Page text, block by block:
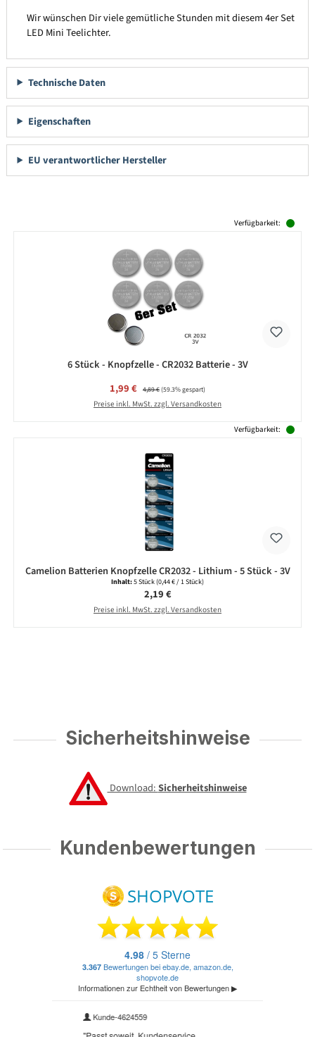
Wir wünschen Dir viele gemütliche Stunden mit diesem 4er Set
LED Mini Teelichter.
Technische Daten
Eigenschaften
EU verantwortlicher Hersteller
Verfügbarkeit:
6 Stück - Knopfzelle - CR2032 Batterie - 3V
Verkaufspreis:
1,99 € Regulärer Preis:
4,89 €(59.3% gespart)
Preise inkl. MwSt. zzgl. Versandkosten
Verfügbarkeit:
Camelion Batterien Knopfzelle CR2032 - Lithium - 5 Stück - 3V
Inhalt:5 Stück(0,44 € / 1 Stück)
Regulärer Preis:
2,19 €
Preise inkl. MwSt. zzgl. Versandkosten
Sicherheitshinweise
Download:Sicherheitshinweise
Kundenbewertungen